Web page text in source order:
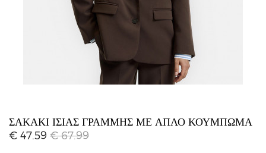
ΣΑΚΆΚΙ ΊΣΙΑΣ ΓΡΑΜΜΉΣ ΜΕ ΑΠΛΌ ΚΟΎΜΠΩΜΑ
€ 47.59 € 67.99